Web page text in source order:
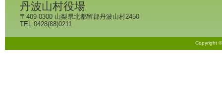
丹波山村役場
〒409-0300 山梨県北都留郡丹波山村2450
TEL 0428(88)0211
Copyright